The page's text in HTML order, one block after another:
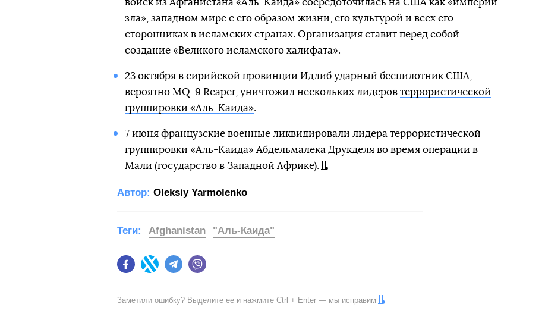
войск из Афганистана «Аль-Каида» сосредоточилась на США как «империи
зла», западном мире с его образом жизни, его культурой и всех его
сторонниках в исламских странах. Организация ставит перед собой
создание «Великого исламского халифата».
23 октября в сирийской провинции Идлиб ударный беспилотник США,
вероятно MQ-9 Reaper, уничтожил нескольких лидеров террористической
группировки «Аль-Каида».
7 июня французские военные ликвидировали лидера террористической
группировки «Аль-Каида» Абдельмалека Друкделя во время операции в
Мали (государство в Западной Африке).
Автор: Oleksiy Yarmolenko
FacebookTwitter Telegram
Теги: Afghanistan "Аль-Каида"
Заметили ошибку? Выделите ее и нажмите Ctrl + Enter — мы исправим